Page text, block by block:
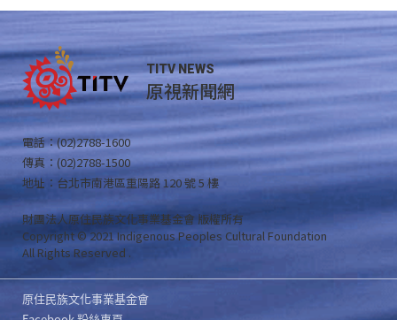
TITV NEWS
原視新聞網
電話：(02)2788-1600
傳真：(02)2788-1500
地址：台北市南港區重陽路 120 號 5 樓
財團法人原住民族文化事業基金會 版權所有
Copyright © 2021 Indigenous Peoples Cultural Foundation
All Rights Reserved .
原住民族文化事業基金會